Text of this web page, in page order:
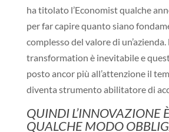
ha titolato l’Economist qualche
per far capire quanto siano
complesso del valore di
transformation è inevitabile e
posto ancor più all’attenzione il
diventa strumento abilitatore di
QUINDI L’INNOVAZIONE
QUALCHE MODO